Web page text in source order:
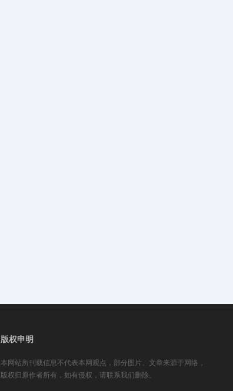
版权申明
本网站所刊载信息不代表本网观点，部分图片、文章来源于网络，
版权归原作者所有，如有侵权，请联系我们删除。